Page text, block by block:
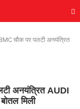
चौक पर पलटी अनयंत्रित
अनयंत्रित AUDI
मिली